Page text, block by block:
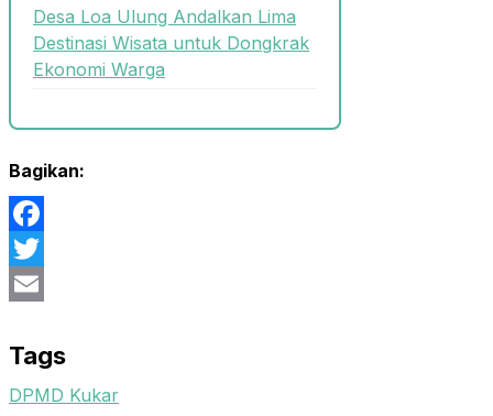
Desa Loa Ulung Andalkan Lima
Destinasi Wisata untuk Dongkrak
Ekonomi Warga
Bagikan:
Facebook
Twitter
Tags
DPMD Kukar